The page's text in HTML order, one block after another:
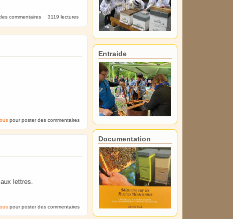
commentaires 3119 lectures
pour poster des commentaires
lettres.
pour poster des commentaires
Entraide
Documentation